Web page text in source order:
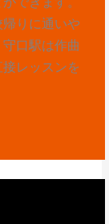
りに通いや
口駅は作曲
レッスンを